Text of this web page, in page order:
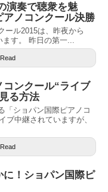
演奏で聴衆を魅
ノコンクール決勝
ール2015は、昨夜から
す。 昨日の第一...
ンクール“ライブ
る方法
「ショパン国際ピアノコ
ブ中継されていますが、
に！ショパン国際ピ